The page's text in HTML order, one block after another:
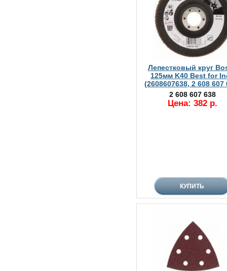
Лепестковый круг
125мм K40 Best for
(2608607638, 2 608 607
2 608 607 638
Цена: 382 р.